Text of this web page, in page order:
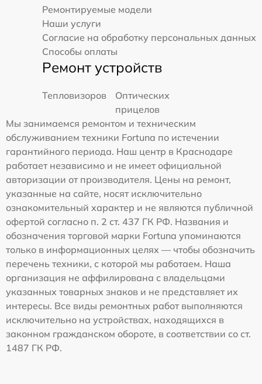
Ремонтируемые модели
Наши услуги
Согласие на обработку персональных данных
Способы оплаты
Ремонт устройств
Тепловизоров
Оптических
прицелов
Мы занимаемся ремонтом и техническим
обслуживанием техники Fortuna по истечении
гарантийного периода. Наш центр в Краснодаре
работает независимо и не имеет официальной
авторизации от производителя. Цены на ремонт,
указанные на сайте, носят исключительно
ознакомительный характер и не являются публичной
офертой согласно п. 2 ст. 437 ГК РФ. Названия и
обозначения торговой марки Fortuna упоминаются
только в информационных целях — чтобы обозначить
перечень техники, с которой мы работаем. Наша
организация не аффилирована с владельцами
указанных товарных знаков и не представляет их
интересы. Все виды ремонтных работ выполняются
исключительно на устройствах, находящихся в
законном гражданском обороте, в соответствии со ст.
1487 ГК РФ.